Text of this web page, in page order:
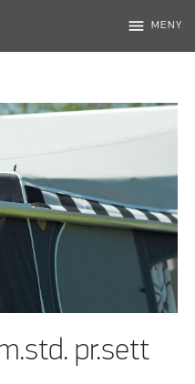
menu MENY
pr.sett